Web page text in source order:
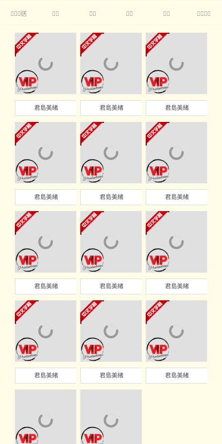
送     
君島美緒 君島美緒 君島美緒
君島美緒 君島美緒 君島美緒
君島美緒 君島美緒 君島美緒
君島美緒 君島美緒 君島美緒